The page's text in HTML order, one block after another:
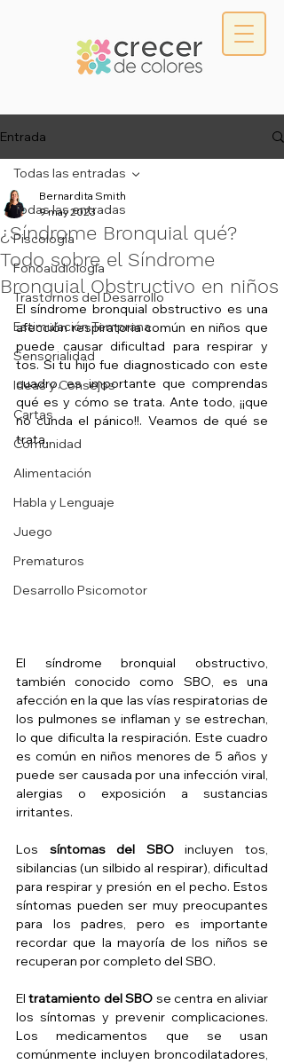
Entrada
Todas las entradas
Piscología
Fonoaudiología
Trastornos del Desarrollo
Estimulación Temprana
Sensorialidad
Ideas y Consejos
Cartas
Comunidad
Alimentación
Habla y Lenguaje
Juego
Prematuros
Desarrollo Psicomotor
Todas las entradas
¿Síndrome Bronquial qué?
Todo sobre el Síndrome
Bronquial Obstructivo en niños
Bernardita Smith
9 may 2023
El síndrome bronquial obstructivo es una
afección respiratoria común en niños que
puede causar dificultad para respirar y
tos. Si tu hijo fue diagnosticado con este
cuadro, es importante que comprendas
qué es y cómo se trata. Ante todo, ¡¡que
no cunda el pánico!!. Veamos de qué se
trata.
El síndrome bronquial obstructivo,
también conocido como SBO, es una
afección en la que las vías respiratorias de
los pulmones se inflaman y se estrechan,
lo que dificulta la respiración. Este cuadro
es común en niños menores de 5 años y
puede ser causada por una infección viral,
alergias o exposición a sustancias
irritantes.
Los síntomas del SBO incluyen tos,
sibilancias (un silbido al respirar), dificultad
para respirar y presión en el pecho. Estos
síntomas pueden ser muy preocupantes
para los padres, pero es importante
recordar que la mayoría de los niños se
recuperan por completo del SBO.
El tratamiento del SBO se centra en aliviar
los síntomas y prevenir complicaciones.
Los medicamentos que se usan
comúnmente incluyen broncodilatadores,